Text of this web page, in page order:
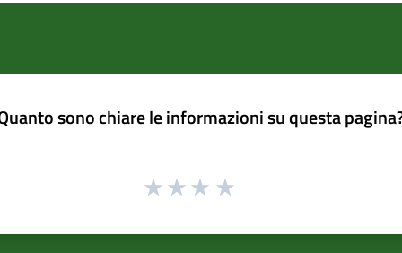
sono chiare le informazioni su questa